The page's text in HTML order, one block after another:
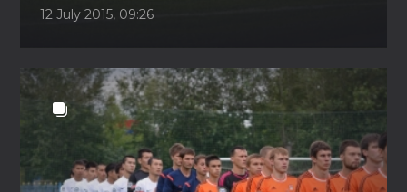
12 July 2015, 09:26